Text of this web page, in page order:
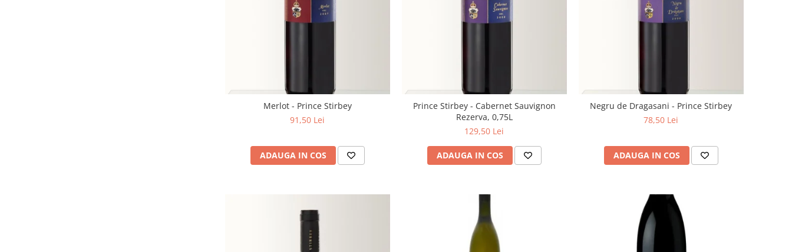
Merlot - Prince Stirbey
91,50 Lei
ADAUGA IN COS
Prince Stirbey - Cabernet Sauvignon
Rezerva, 0,75L
129,50 Lei
ADAUGA IN COS
Negru de Dragasani - Prince Stirbey
78,50 Lei
ADAUGA IN COS